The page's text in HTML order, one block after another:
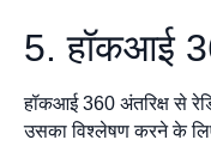
5. हॉकआई
हॉकआई 360 अंतरिक्ष से
उसका विश्लेषण करने के लिए